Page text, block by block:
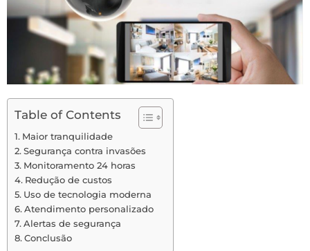
Table of Contents
Maior tranquilidade
Segurança contra invasões
Monitoramento 24 horas
Redução de custos
Uso de tecnologia moderna
Atendimento personalizado
Alertas de segurança
Conclusão